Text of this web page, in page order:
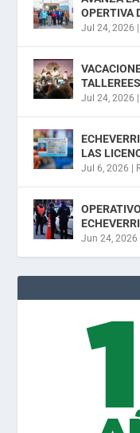
OPERTIVA
Jul 24, 2026
Jul 24, 2026
LAS
Jul 6, 2026
Jun 24, 2026